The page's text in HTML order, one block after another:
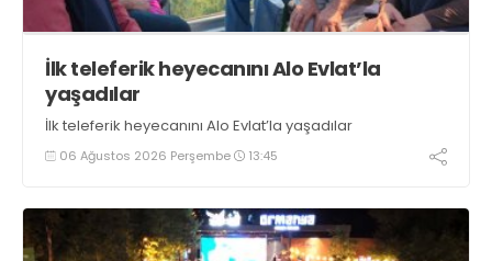
İlk teleferik heyecanını Alo Evlat’la
yaşadılar
İlk teleferik heyecanını Alo Evlat’la yaşadılar
06 Ağustos 2026 Perşembe 13:45